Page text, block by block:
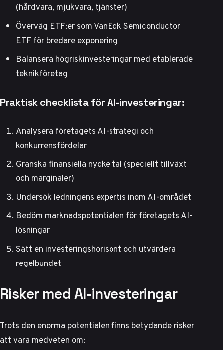
(hårdvara, mjukvara, tjänster)
Överväg ETF:er som VanEck Semiconductor
ETF för bredare exponering
Balansera högriskinvesteringar med etablerade
teknikföretag
Praktisk checklista för AI-investeringar:
Analysera företagets AI-strategi och
konkurrensfördelar
Granska finansiella nyckeltal (speciellt tillväxt
och marginaler)
Undersök ledningens expertis inom AI-området
Bedöm marknadspotentialen för företagets AI-
lösningar
Sätt en investeringshorisont och utvärdera
regelbundet
Risker med AI-investeringar
Trots den enorma potentialen finns betydande risker
att vara medveten om: